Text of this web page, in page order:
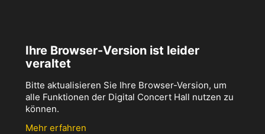
Ihre Browser-Version ist leider
veraltet
Bitte aktualisieren Sie Ihre Browser-Version, um
alle Funktionen der Digital Concert Hall nutzen zu
können.
Mehr erfahren